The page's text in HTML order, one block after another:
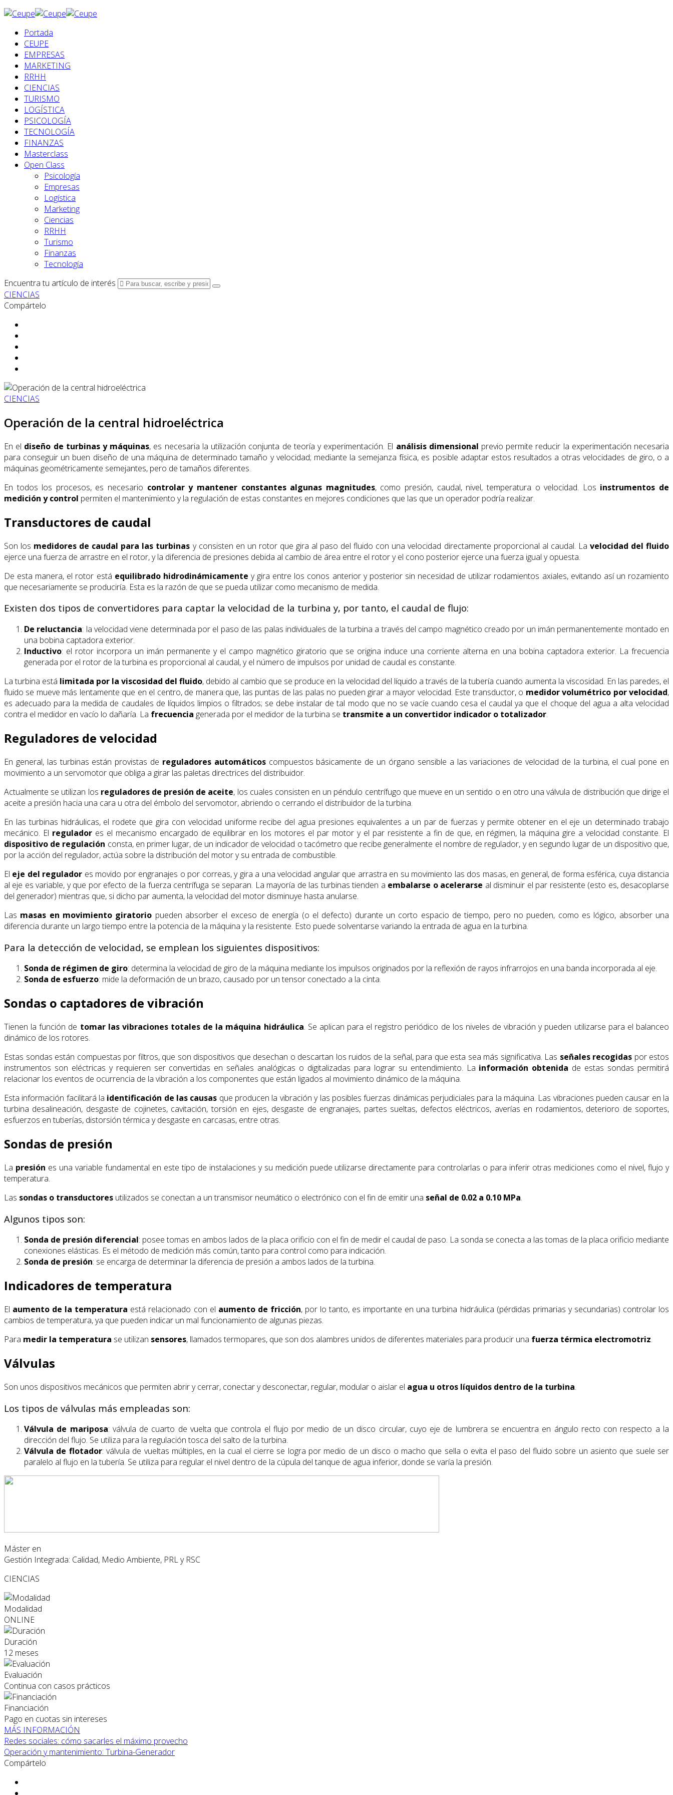
Portada
CEUPE
EMPRESAS
MARKETING
RRHH
CIENCIAS
TURISMO
LOGÍSTICA
PSICOLOGÍA
TECNOLOGÍA
FINANZAS
Masterclass
Open Class
Psicología
Empresas
Logística
Marketing
Ciencias
RRHH
Turismo
Finanzas
Tecnología
Encuentra tu artículo de interés
CIENCIAS
Compártelo
CIENCIAS
Operación de la central hidroeléctrica
En el diseño de turbinas y máquinas, es necesaria la utilización conjunta de teoría y experimentación. El análisis dimensional previo permite reducir la experimentación necesaria
para conseguir un buen diseño de una máquina de determinado tamaño y velocidad; mediante la semejanza física, es posible adaptar estos resultados a otras velocidades de giro, o a
máquinas geométricamente semejantes, pero de tamaños diferentes.
En todos los procesos, es necesario controlar y mantener constantes algunas magnitudes, como presión, caudal, nivel, temperatura o velocidad. Los instrumentos de
medición y control permiten el mantenimiento y la regulación de estas constantes en mejores condiciones que las que un operador podría realizar.
Transductores de caudal
Son los medidores de caudal para las turbinas y consisten en un rotor que gira al paso del fluido con una velocidad directamente proporcional al caudal. La velocidad del fluido
ejerce una fuerza de arrastre en el rotor, y la diferencia de presiones debida al cambio de área entre el rotor y el cono posterior ejerce una fuerza igual y opuesta.
De esta manera, el rotor está equilibrado hidrodinámicamente y gira entre los conos anterior y posterior sin necesidad de utilizar rodamientos axiales, evitando así un rozamiento
que necesariamente se produciría. Esta es la razón de que se pueda utilizar como mecanismo de medida.
Existen dos tipos de convertidores para captar la velocidad de la turbina y, por tanto, el caudal de flujo:
De reluctancia: la velocidad viene determinada por el paso de las palas individuales de la turbina a través del campo magnético creado por un imán permanentemente montado en
una bobina captadora exterior.
Inductivo: el rotor incorpora un imán permanente y el campo magnético giratorio que se origina induce una corriente alterna en una bobina captadora exterior. La frecuencia
generada por el rotor de la turbina es proporcional al caudal, y el número de impulsos por unidad de caudal es constante.
La turbina está limitada por la viscosidad del fluido, debido al cambio que se produce en la velocidad del líquido a través de la tubería cuando aumenta la viscosidad. En las paredes, el
fluido se mueve más lentamente que en el centro, de manera que, las puntas de las palas no pueden girar a mayor velocidad. Este transductor, o medidor volumétrico por velocidad,
es adecuado para la medida de caudales de líquidos limpios o filtrados; se debe instalar de tal modo que no se vacíe cuando cesa el caudal ya que el choque del agua a alta velocidad
contra el medidor en vacío lo dañaría. La frecuencia generada por el medidor de la turbina se transmite a un convertidor indicador o totalizador.
Reguladores de velocidad
En general, las turbinas están provistas de reguladores automáticoscompuestos básicamente de un órgano sensible a las variaciones de velocidad de la turbina, el cual pone en
movimiento a un servomotor que obliga a girar las paletas directrices del distribuidor.
Actualmente se utilizan los reguladores de presión de aceite, los cuales consisten en un péndulo centrífugo que mueve en un sentido o en otro una válvula de distribución que dirige el
aceite a presión hacia una cara u otra del émbolo del servomotor, abriendo o cerrando el distribuidor de la turbina.
En las turbinas hidráulicas, el rodete que gira con velocidad uniforme recibe del agua presiones equivalentes a un par de fuerzas y permite obtener en el eje un determinado trabajo
mecánico. El reguladores el mecanismo encargado de equilibrar en los motores el par motor y el par resistente a fin de que, en régimen, la máquina gire a velocidad constante. El
dispositivo de regulación consta, en primer lugar, de un indicador de velocidad o tacómetro que recibe generalmente el nombre de regulador, y en segundo lugar de un dispositivo que,
por la acción del regulador, actúa sobre la distribución del motor y su entrada de combustible.
El eje del regulador es movido por engranajes o por correas, y gira a una velocidad angular que arrastra en su movimiento las dos masas, en general, de forma esférica, cuya distancia
al eje es variable, y que por efecto de la fuerza centrífuga se separan. La mayoría de las turbinas tienden a embalarse o acelerarse al disminuir el par resistente (esto es, desacoplarse
del generador) mientras que, si dicho par aumenta, la velocidad del motor disminuye hasta anularse.
Las masas en movimiento giratorio pueden absorber el exceso de energía (o el defecto) durante un corto espacio de tiempo, pero no pueden, como es lógico, absorber una
diferencia durante un largo tiempo entre la potencia de la máquina y la resistente. Esto puede solventarse variando la entrada de agua en la turbina.
Para la detección de velocidad, se emplean los siguientes dispositivos:
Sonda de régimen de giro: determina la velocidad de giro de la máquina mediante los impulsos originados por la reflexión de rayos infrarrojos en una banda incorporada al eje.
Sonda de esfuerzo: mide la deformación de un brazo, causado por un tensor conectado a la cinta.
Sondas o captadores de vibración
Tienen la función de tomar las vibraciones totales de la máquina hidráulica. Se aplican para el registro periódico de los niveles de vibración y pueden utilizarse para el balanceo
dinámico de los rotores.
Estas sondas están compuestas por filtros, que son dispositivos que desechan o descartan los ruidos de la señal, para que esta sea más significativa. Las señales recogidas por estos
instrumentos son eléctricas y requieren ser convertidas en señales analógicas o digitalizadas para lograr su entendimiento. La información obtenida de estas sondas permitirá
relacionar los eventos de ocurrencia de la vibración a los componentes que están ligados al movimiento dinámico de la máquina.
Esta información facilitará la identificación de las causas que producen la vibración y las posibles fuerzas dinámicas perjudiciales para la máquina. Las vibraciones pueden causar en la
turbina desalineación, desgaste de cojinetes, cavitación, torsión en ejes, desgaste de engranajes, partes sueltas, defectos eléctricos, averías en rodamientos, deterioro de soportes,
esfuerzos en tuberías, distorsión térmica y desgaste en carcasas, entre otras.
Sondas de presión
La presión es una variable fundamental en este tipo de instalaciones y su medición puede utilizarse directamente para controlarlas o para inferir otras mediciones como el nivel, flujo y
temperatura.
Las sondas o transductores utilizados se conectan a un transmisor neumático o electrónico con el fin de emitir una señal de 0.02 a 0.10 MPa.
Algunos tipos son:
Sonda de presión diferencial: posee tomas en ambos lados de la placa orificio con el fin de medir el caudal de paso. La sonda se conecta a las tomas de la placa orificio mediante
conexiones elásticas. Es el método de medición más común, tanto para control como para indicación.
Sonda de presión: se encarga de determinar la diferencia de presión a ambos lados de la turbina.
Indicadores de temperatura
El aumento de la temperatura está relacionado con el aumento de fricción, por lo tanto, es importante en una turbina hidráulica (pérdidas primarias y secundarias) controlar los
cambios de temperatura, ya que pueden indicar un mal funcionamiento de algunas piezas.
Para medir la temperatura se utilizan sensores, llamados termopares, que son dos alambres unidos de diferentes materiales para producir una fuerza térmica electromotriz.
Válvulas
Son unos dispositivos mecánicos que permiten abrir y cerrar, conectar y desconectar, regular, modular o aislar el agua u otros líquidos dentro de la turbina.
Los tipos de válvulas más empleadas son:
Válvula de mariposa: válvula de cuarto de vuelta que controla el flujo por medio de un disco circular, cuyo eje de lumbrera se encuentra en ángulo recto con respecto a la
dirección del flujo. Se utiliza para la regulación tosca del salto de la turbina.
Válvula de flotador: válvula de vueltas múltiples, en la cual el cierre se logra por medio de un disco o macho que sella o evita el paso del fluido sobre un asiento que suele ser
paralelo al flujo en la tubería. Se utiliza para regular el nivel dentro de la cúpula del tanque de agua inferior, donde se varía la presión.
Máster en
Gestión Integrada: Calidad, Medio Ambiente, PRL y RSC
CIENCIAS
Modalidad
ONLINE
Duración
12 meses
Evaluación
Continua con casos prácticos
Financiación
Pago en cuotas sin intereses
MÁS INFORMACIÓN
Redes sociales: cómo sacarles el máximo provecho
Operación y mantenimiento: Turbina-Generador
Compártelo